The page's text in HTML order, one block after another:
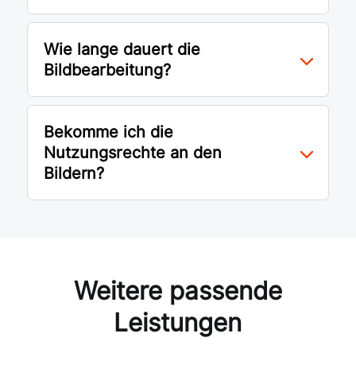
Wie lange dauert die
Bildbearbeitung?
Bekomme ich die
Nutzungsrechte an den
Bildern?
Weitere passende
Leistungen